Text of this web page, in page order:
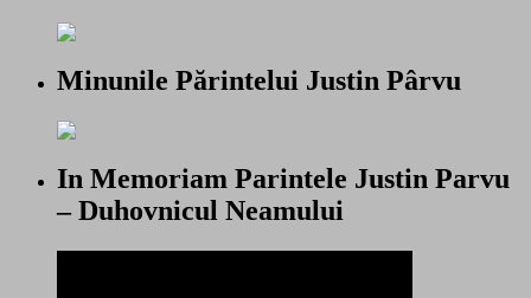
Minunile Părintelui Justin Pârvu
In Memoriam Parintele Justin Parvu
– Duhovnicul Neamului